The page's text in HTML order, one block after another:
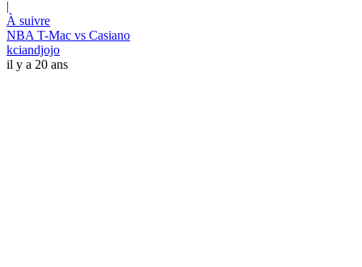
|
À suivre
NBA T-Mac vs Casiano
kciandjojo
il y a 20 ans